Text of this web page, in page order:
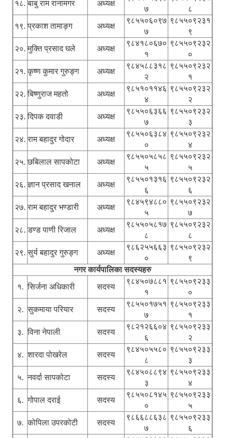
१८. बाबु राम रानामगर अध्यक्ष
७
८
१९. प्रकाश तामाङ्ग अध्यक्ष
९८५५०६०९७
७
९८५५०९२३१
९
२०. मुक्ति प्रसाद घले अध्यक्ष
९८४१८०६७०
१
९८५५०९२३२
०
२१. कृष्ण कुमार गुरुङ्ग अध्यक्ष
९८४५८८३१८
२
९८५५०९२३२
१
२२. बिष्णुराज महतो अध्यक्ष
९८५१०११४६
४
९८५५०९२३२
२
२३. दिपक दवाडी अध्यक्ष
९८५५०६३६६
७
९८५५०९२३२
३
२४. राम बहादुर गोदार अध्यक्ष
९८५५०६३८४
०
९८५५०९२३२
४
२५. छबिलाल सापकोटा अध्यक्ष
९८५५०५८५८
५
९८५५०९२३२
५
२६. ज्ञान प्रसाद खनाल अध्यक्ष
९८५५०१३१६
६
९८५५०९२३२
६
२७. राम बहादुर भण्डारी अध्यक्ष
९८४५९४८८०
५
९८५५०९२३२
७
२८. डण्ड पाणी रिजाल अध्यक्ष
९८५५०५८१७
८
९८५५०९२३२
८
२९. सुर्य बहादुर गुरुङ्ग अध्यक्ष
९८६२५५६६३
०
९८५५०९२३२
९
नगर कार्यपालिका सदस्यहरु
१. सिर्जना अधिकारी सदस्य
९८४५०७८८१
१
९८५५०९२३३
०
२. सुकमाया परियार सदस्य
९८५५०१७५१
७
९८५५०९२३३
१
३. विना नेपाली सदस्य
९८२१२६६०४
६
९८५५०९२३३
२
४. शारदा पोखरेल सदस्य
९८४५०५५८०
८
९८५५०९२३३
३
५. नवर्दा सापकोटा सदस्य
९८४५०८८९४
३
९८५५०९२३३
४
६. गोपाल दराई सदस्य
९८५५०८१४५
०
९८५५०९२३३
५
७. कोपिला उपरकोटी सदस्य
९८६६८८६३८
७
९८५५०९२३३
६